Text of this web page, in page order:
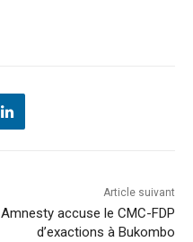
Article suivant
Amnesty accuse le CMC-FDP
d’exactions à Bukombo